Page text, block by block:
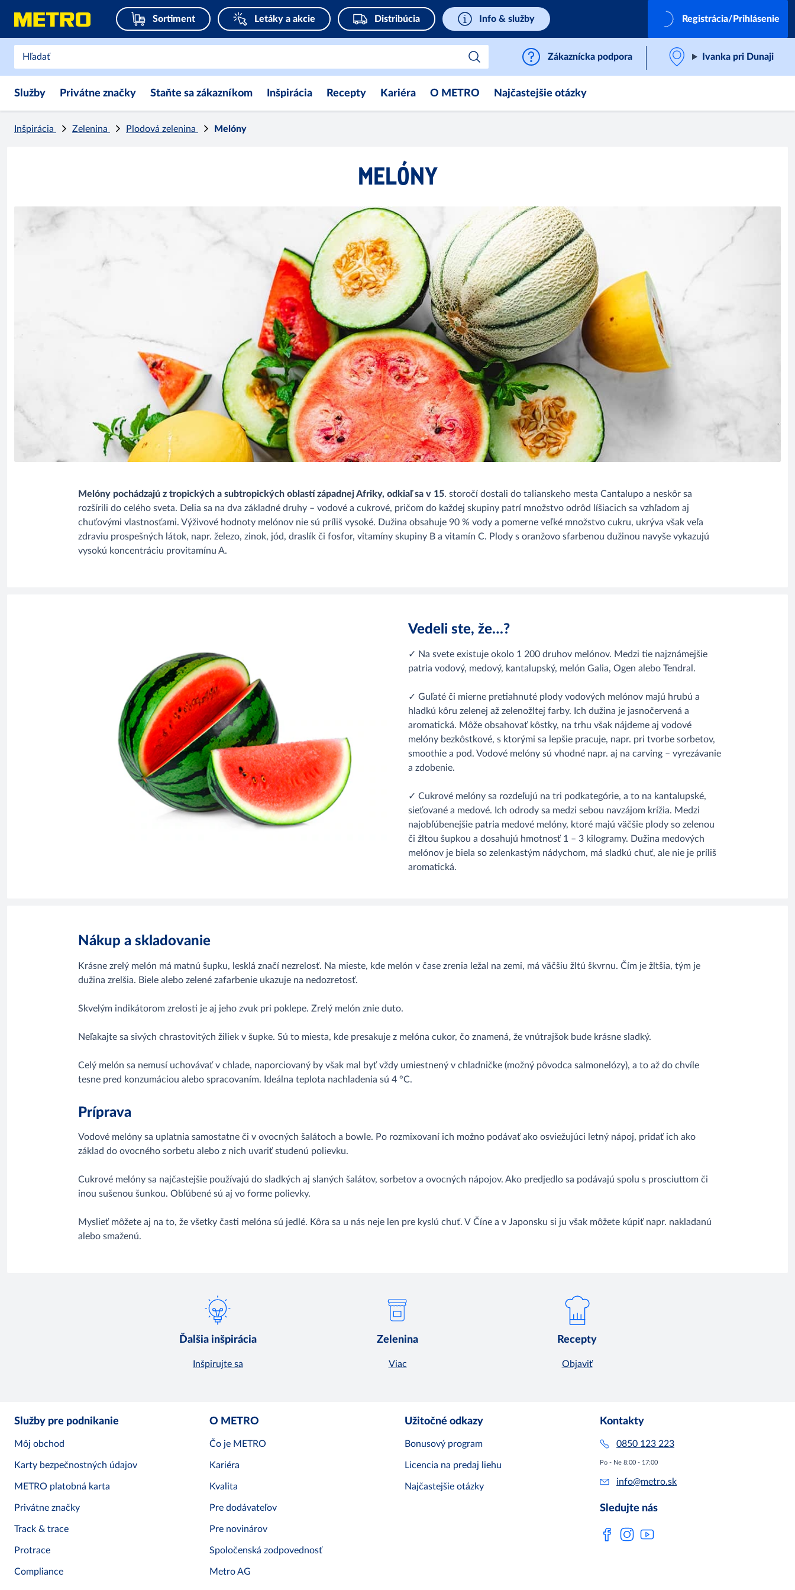
Sortiment Letáky a akcie Distribúcia Info & služby Registrácia/Prihlásenie
Zákaznícka podpora Ivanka pri Dunaji
Služby Privátne značky Staňte sa zákazníkom Inšpirácia Recepty Kariéra O METRO Najčastejšie otázky
Inšpirácia Zelenina Plodová zelenina Melóny
MELÓNY
Melóny pochádzajú z tropických a subtropických oblastí západnej Afriky, odkiaľ sa v 15. storočí dostali do talianskeho mesta Cantalupo a neskôr sa
rozšírili do celého sveta. Delia sa na dva základné druhy – vodové a cukrové, pričom do každej skupiny patrí množstvo odrôd líšiacich sa vzhľadom aj
chuťovými vlastnosťami. Výživové hodnoty melónov nie sú príliš vysoké. Dužina obsahuje 90 % vody a pomerne veľké množstvo cukru, ukrýva však veľa
zdraviu prospešných látok, napr. železo, zinok, jód, draslík či fosfor, vitamíny skupiny B a vitamín C. Plody s oranžovo sfarbenou dužinou navyše vykazujú
vysokú koncentráciu provitamínu A.
Vedeli ste, že…?
✓ Na svete existuje okolo 1 200 druhov melónov. Medzi tie najznámejšie
patria vodový, medový, kantalupský, melón Galia, Ogen alebo Tendral.
✓ Guľaté či mierne pretiahnuté plody vodových melónov majú hrubú a
hladkú kôru zelenej až zelenožltej farby. Ich dužina je jasnočervená a
aromatická. Môže obsahovať kôstky, na trhu však nájdeme aj vodové
melóny bezkôstkové, s ktorými sa lepšie pracuje, napr. pri tvorbe sorbetov,
smoothie a pod. Vodové melóny sú vhodné napr. aj na carving – vyrezávanie
a zdobenie.
✓ Cukrové melóny sa rozdeľujú na tri podkategórie, a to na kantalupské,
sieťované a medové. Ich odrody sa medzi sebou navzájom krížia. Medzi
najobľúbenejšie patria medové melóny, ktoré majú väčšie plody so zelenou
či žltou šupkou a dosahujú hmotnosť 1 – 3 kilogramy. Dužina medových
melónov je biela so zelenkastým nádychom, má sladkú chuť, ale nie je príliš
aromatická.
Nákup a skladovanie
Krásne zrelý melón má matnú šupku, lesklá značí nezrelosť. Na mieste, kde melón v čase zrenia ležal na zemi, má väčšiu žltú škvrnu. Čím je žltšia, tým je
dužina zrelšia. Biele alebo zelené zafarbenie ukazuje na nedozretosť.
Skvelým indikátorom zrelosti je aj jeho zvuk pri poklepe. Zrelý melón znie duto.
Neľakajte sa sivých chrastovitých žiliek v šupke. Sú to miesta, kde presakuje z melóna cukor, čo znamená, že vnútrajšok bude krásne sladký.
Celý melón sa nemusí uchovávať v chlade, naporciovaný by však mal byť vždy umiestnený v chladničke (možný pôvodca salmonelózy), a to až do chvíle
tesne pred konzumáciou alebo spracovaním. Ideálna teplota nachladenia sú 4 °C.
Príprava
Vodové melóny sa uplatnia samostatne či v ovocných šalátoch a bowle. Po rozmixovaní ich možno podávať ako osviežujúci letný nápoj, pridať ich ako
základ do ovocného sorbetu alebo z nich uvariť studenú polievku.
Cukrové melóny sa najčastejšie používajú do sladkých aj slaných šalátov, sorbetov a ovocných nápojov. Ako predjedlo sa podávajú spolu s prosciuttom či
inou sušenou šunkou. Obľúbené sú aj vo forme polievky.
Myslieť môžete aj na to, že všetky časti melóna sú jedlé. Kôra sa u nás neje len pre kyslú chuť. V Číne a v Japonsku si ju však môžete kúpiť napr. nakladanú
alebo smaženú.
Ďalšia inšpirácia
Inšpirujte sa
Zelenina
Viac
Recepty
Objaviť
Služby pre podnikanie
Môj obchod
Karty bezpečnostných údajov
METRO platobná karta
Privátne značky
Track & trace
Protrace
Compliance
O METRO
Čo je METRO
Kariéra
Kvalita
Pre dodávateľov
Pre novinárov
Spoločenská zodpovednosť
Metro AG
Užitočné odkazy
Bonusový program
Licencia na predaj liehu
Najčastejšie otázky
Kontakty
0850 123 223
Po - Ne 8:00 - 17:00
info@metro.sk
Sledujte nás